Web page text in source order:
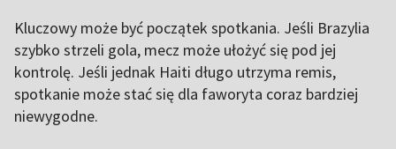
Kluczowy może być początek spotkania. Jeśli Brazylia
szybko strzeli gola, mecz może ułożyć się pod jej
kontrolę. Jeśli jednak Haiti długo utrzyma remis,
spotkanie może stać się dla faworyta coraz bardziej
niewygodne.